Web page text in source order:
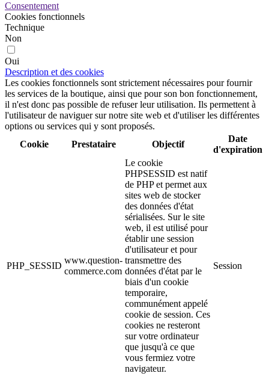
Consentement
Cookies fonctionnels
Technique
Non
Oui
Description et des cookies
Les cookies fonctionnels sont strictement nécessaires pour fournir
les services de la boutique, ainsi que pour son bon fonctionnement,
il n'est donc pas possible de refuser leur utilisation. Ils permettent à
l'utilisateur de naviguer sur notre site web et d'utiliser les différentes
options ou services qui y sont proposés.
Cookie
Prestataire Objectif
Date
d'expiration
PHP_SESSID
www.question-
commerce.com
Le cookie
PHPSESSID est natif
de PHP et permet aux
sites web de stocker
des données d'état
sérialisées. Sur le site
web, il est utilisé pour
établir une session
d'utilisateur et pour
transmettre des
données d'état par le
biais d'un cookie
temporaire,
communément appelé
cookie de session. Ces
cookies ne resteront
sur votre ordinateur
que jusqu'à ce que
vous fermiez votre
navigateur.
Session